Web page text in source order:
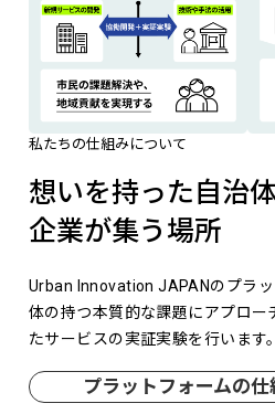
私たちの仕組みについて
想いを持った自治
企業が集う場所
Urban Innovation JAPANのプラ
体の持つ本質的な課題にアプロー
たサービスの実証実験を行います。
プラットフォームの仕